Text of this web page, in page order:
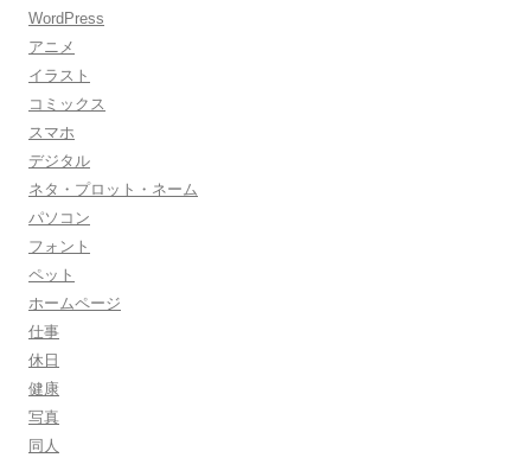
WordPress
アニメ
イラスト
コミックス
スマホ
デジタル
ネタ・プロット・ネーム
パソコン
フォント
ペット
ホームページ
仕事
休日
健康
写真
同人